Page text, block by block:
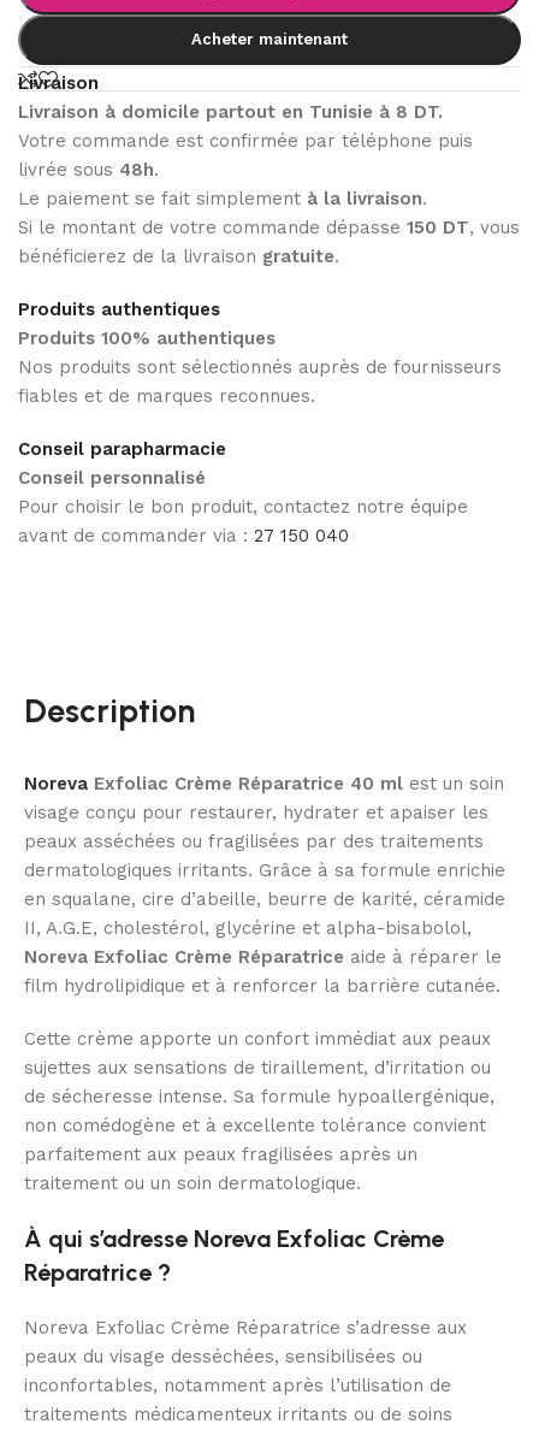
Acheter maintenant
Livraison
Livraison à domicile partout en Tunisie à 8 DT.
Votre commande est confirmée par téléphone puis
livrée sous 48h.
Le paiement se fait simplement à la livraison.
Si le montant de votre commande dépasse 150 DT, vous
bénéficierez de la livraison gratuite.
Produits authentiques
Produits 100% authentiques
Nos produits sont sélectionnés auprès de fournisseurs
fiables et de marques reconnues.
Conseil parapharmacie
Conseil personnalisé
Pour choisir le bon produit, contactez notre équipe
avant de commander via : 27 150 040
Description
Noreva Exfoliac Crème Réparatrice 40 ml est un soin
visage conçu pour restaurer, hydrater et apaiser les
peaux asséchées ou fragilisées par des traitements
dermatologiques irritants. Grâce à sa formule enrichie
en squalane, cire d’abeille, beurre de karité, céramide
II, A.G.E, cholestérol, glycérine et alpha-bisabolol,
Noreva Exfoliac Crème Réparatrice aide à réparer le
film hydrolipidique et à renforcer la barrière cutanée.
Cette crème apporte un confort immédiat aux peaux
sujettes aux sensations de tiraillement, d’irritation ou
de sécheresse intense. Sa formule hypoallergénique,
non comédogène et à excellente tolérance convient
parfaitement aux peaux fragilisées après un
traitement ou un soin dermatologique.
À qui s’adresse Noreva Exfoliac Crème
Réparatrice ?
Noreva Exfoliac Crème Réparatrice s’adresse aux
peaux du visage desséchées, sensibilisées ou
inconfortables, notamment après l’utilisation de
traitements médicamenteux irritants ou de soins